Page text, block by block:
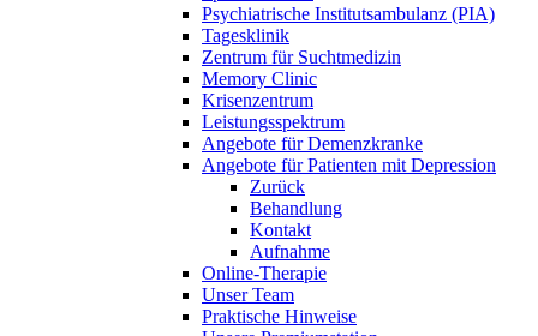
Psychiatrische Institutsambulanz (PIA)
Tagesklinik
Zentrum für Suchtmedizin
Memory Clinic
Krisenzentrum
Leistungsspektrum
Angebote für Demenzkranke
Angebote für Patienten mit Depression
Zurück
Behandlung
Kontakt
Aufnahme
Online-Therapie
Unser Team
Praktische Hinweise